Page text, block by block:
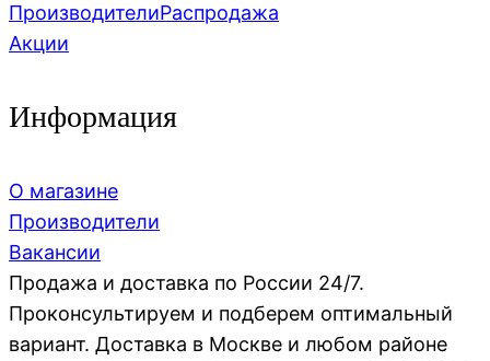
ПроизводителиРаспродажа
Акции
Информация
О магазине
Производители
Вакансии
Продажа и доставка по России 24/7.
Проконсультируем и подберем оптимальный
вариант. Доставка в Москве и любом районе